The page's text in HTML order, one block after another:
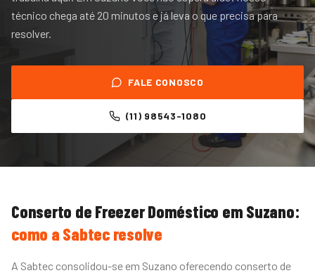
técnico chega até 20 minutos e já leva o que precisa para
resolver.
FALE CONOSCO
(11) 98543-1080
Conserto de Freezer Doméstico em Suzano:
como a Sabtec resolve
A Sabtec consolidou-se em Suzano oferecendo conserto de